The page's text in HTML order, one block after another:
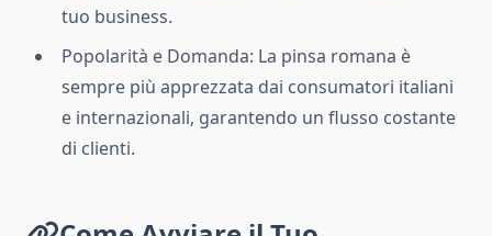
tuo business.
Popolarità e Domanda: La pinsa romana è
sempre più apprezzata dai consumatori italiani
e internazionali, garantendo un flusso costante
di clienti.